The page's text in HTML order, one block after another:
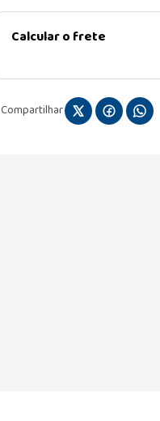
Calcular o frete
Compartilhar